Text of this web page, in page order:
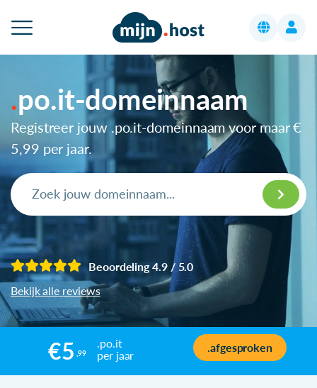
po.it-domeinnaam
Registreer jouw .po.it-domeinnaam voor maar€
5,99 per jaar.
Beoordeling 4.9 / 5.0
Bekijk alle reviews
€5 ,99
.po.it
per jaar
.afgesproken